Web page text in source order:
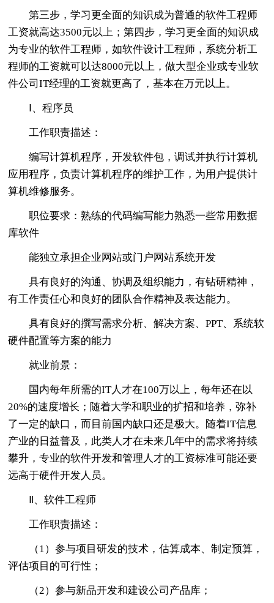
第三步，学习更全面的知识成为普通的软件工程师
工资就高达3500元以上；第四步，学习更全面的知识成
为专业的软件工程师，如软件设计工程师，系统分析工
程师的工资就可以达8000元以上，做大型企业或专业软
件公司IT经理的工资就更高了，基本在万元以上。
Ⅰ、程序员
工作职责描述：
编写计算机程序，开发软件包，调试并执行计算机
应用程序，负责计算机程序的维护工作，为用户提供计
算机维修服务。
职位要求：熟练的代码编写能力熟悉一些常用数据
库软件
能独立承担企业网站或门户网站系统开发
具有良好的沟通、协调及组织能力，有钻研精神，
有工作责任心和良好的团队合作精神及表达能力。
具有良好的撰写需求分析、解决方案、PPT、系统软
硬件配置等方案的能力
就业前景：
国内每年所需的IT人才在100万以上，每年还在以
20%的速度增长；随着大学和职业的扩招和培养，弥补
了一定的缺口，而目前国内缺口还是极大。随着IT信息
产业的日益普及，此类人才在未来几年中的需求将持续
攀升，专业的软件开发和管理人才的工资标准可能还要
远高于硬件开发人员。
Ⅱ、软件工程师
工作职责描述：
（1）参与项目研发的技术，估算成本、制定预算，
评估项目的可行性；
（2）参与新品开发和建设公司产品库；